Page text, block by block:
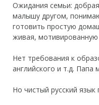
Ожидания семьи:
малышу другом,
готовить простую
живая,
Нет требования к
английского и т.д. Папа
Но чистый русский язык